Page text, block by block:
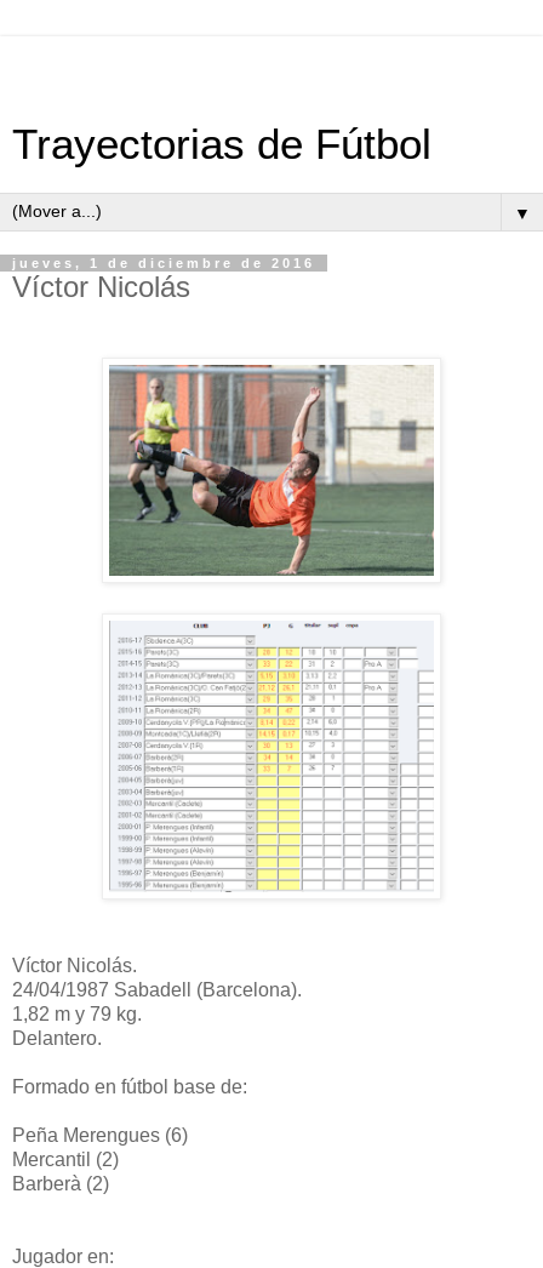
Trayectorias de Fútbol
▼
jueves, 1 de diciembre de 2016
Víctor Nicolás
Víctor Nicolás.
24/04/1987 Sabadell (Barcelona).
1,82 m y 79 kg.
Delantero.
Formado en fútbol base de:
Peña Merengues (6)
Mercantil (2)
Barberà (2)
Jugador en: